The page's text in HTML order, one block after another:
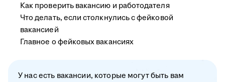
Как проверить вакансию и работодателя
Что делать, если столкнулись с фейковой
вакансией
Главное о фейковых вакансиях
У нас есть вакансии, которые могут быть вам